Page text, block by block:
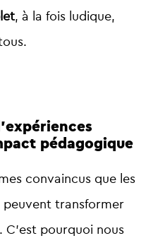
, à la fois ludique,
pédagogique
convaincus que les
peuvent transformer
pourquoi nous